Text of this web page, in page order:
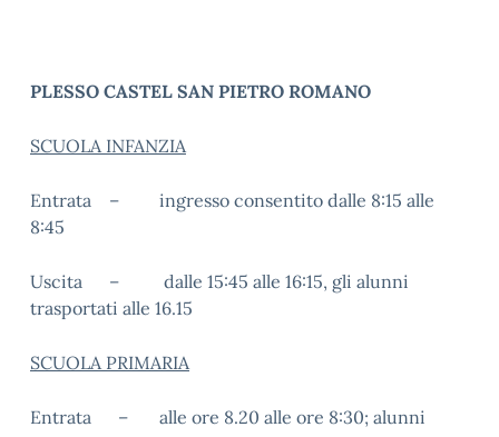
PLESSO CASTEL SAN PIETRO ROMANO
SCUOLA INFANZIA
Entrata – ingresso consentito dalle 8:15 alle
8:45
Uscita – dalle 15:45 alle 16:15, gli alunni
trasportati alle 16.15
SCUOLA PRIMARIA
Entrata – alle ore 8.20 alle ore 8:30; alunni